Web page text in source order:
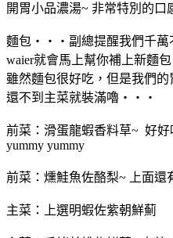
開胃小品濃湯~ 非常特別的口
麵包‧‧‧副總提醒我們千萬
waier就會馬上幫你補上新麵包
雖然麵包很好吃，但是我們
還不到主菜就裝滿嚕‧‧‧
前菜：滑蛋龍蝦香料草~ 好
yummy yummy
前菜：燻鮭魚佐酪梨~ 上面還
主菜：上選明蝦佐紫朝鮮薊